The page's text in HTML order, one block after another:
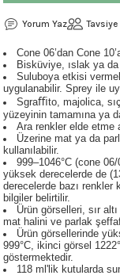
°C
°C
- 1222 °C
- 1046 °C
°C
1046 °C
- 1046 °C
Yorum Yaz Tavsiye
Cone 06’dan Cone
Bisküviye, ıslak ya
Suluboya etkisi
uygulanabilir. Sprey ile
Sgraﬃto, majolica,
yüzeyinin tamamına ya
Ara renkler elde etme
Üzerine mat ya da
kullanılabilir.
999–1046°C (cone 06/
yüksek derecelerde de
derecelerde bazı
bilgiler belirtilir.
Ürün görselleri, sır
mat halini ve parlak
Ürün görsellerinde
999°C, ikinci görsel
göstermektedir.
118 ml'lik kutularda